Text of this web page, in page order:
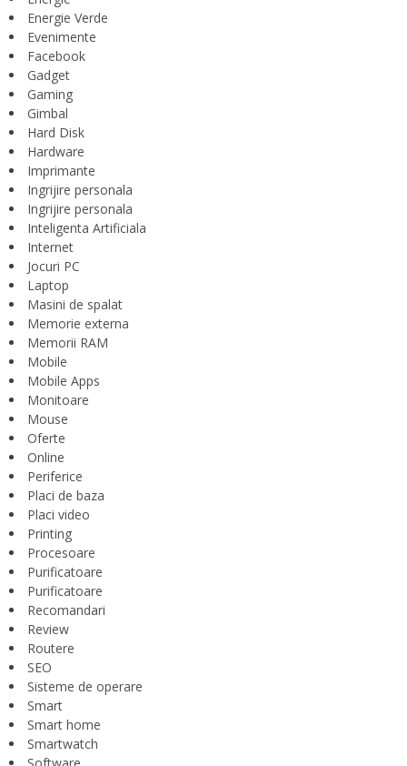
Energie Verde
Evenimente
Facebook
Gadget
Gaming
Gimbal
Hard Disk
Hardware
Imprimante
Ingrijire personala
Ingrijire personala
Inteligenta Artificiala
Internet
Jocuri PC
Laptop
Masini de spalat
Memorie externa
Memorii RAM
Mobile
Mobile Apps
Monitoare
Mouse
Oferte
Online
Periferice
Placi de baza
Placi video
Printing
Procesoare
Purificatoare
Purificatoare
Recomandari
Review
Routere
SEO
Sisteme de operare
Smart
Smart home
Smartwatch